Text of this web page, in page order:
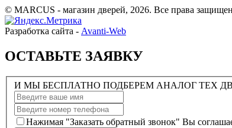
© MARCUS - магазин дверей, 2026. Все права
Разработка сайта - Avanti-Web
ОСТАВЬТЕ ЗАЯВКУ
И МЫ БЕСПЛАТНО ПОДБЕРЕМ АНАЛОГ ТЕХ
Нажимая "Заказать обратный звонок" Вы